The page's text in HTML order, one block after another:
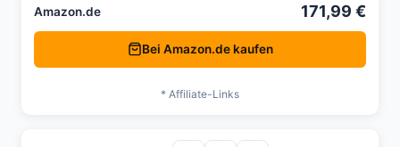
Amazon.de 171,99 €
Bei Amazon.de kaufen
* Affiliate-Links